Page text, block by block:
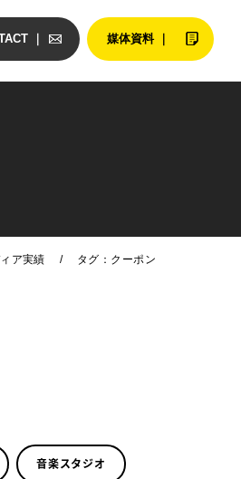
｜ 媒体資料 ｜
ア実績 / タグ：クーポン
音楽スタジオ